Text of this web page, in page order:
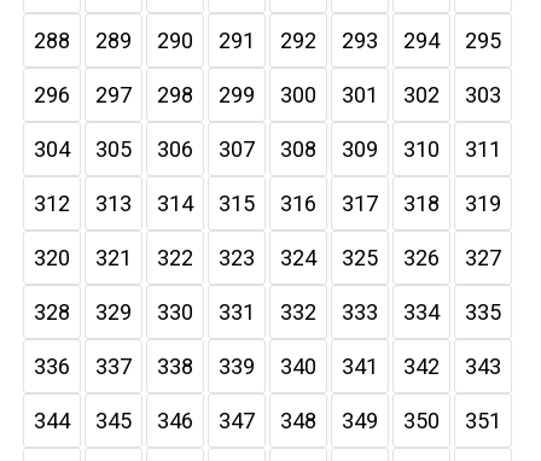
288 289 290 291 292 293 294 295
296 297 298 299 300 301 302 303
304 305 306 307 308 309 310 311
312 313 314 315 316 317 318 319
320 321 322 323 324 325 326 327
328 329 330 331 332 333 334 335
336 337 338 339 340 341 342 343
344 345 346 347 348 349 350 351